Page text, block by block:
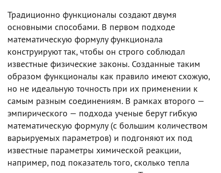
Традиционно функционалы создают двумя
основными способами. В первом подходе
математическую формулу функционала
конструируют так, чтобы он строго соблюдал
известные физические законы. Созданные таким
образом функционалы как правило имеют схожую,
но не идеальную точность при их применении к
самым разным соединениям. В рамках второго —
эмпирического — подхода ученые берут гибкую
математическую формулу (с большим количеством
варьируемых параметров) и подгоняют их под
известные параметры химической реакции,
например, под показатель того, сколько тепла